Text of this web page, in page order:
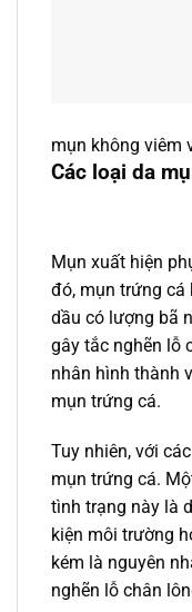
Mụn
mụn không viêm
Các loại da
Mụn xuất hiện
đó, mụn trứng cá
dầu có lượng bã
gây tắc nghẽn lỗ
nhân hình thành
mụn trứng cá.
Tuy nhiên, với
mụn trứng cá.
tình trạng này là
kiện môi trường
kém là nguyên
nghẽn lỗ chân